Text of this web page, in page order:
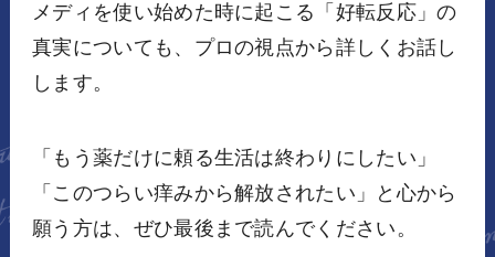
メディを使い始めた時に起こる「好転反応」の
真実についても、プロの視点から詳しくお話し
します。
「もう薬だけに頼る生活は終わりにしたい」
「このつらい痒みから解放されたい」と心から
願う方は、ぜひ最後まで読んでください。